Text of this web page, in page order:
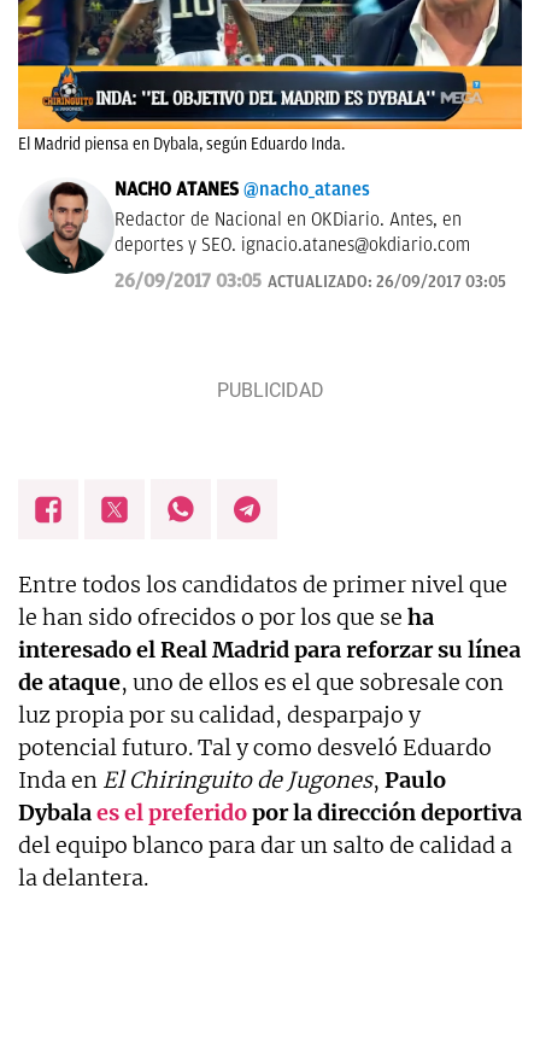
El Madrid piensa en Dybala, según Eduardo Inda.
NACHO ATANES @nacho_atanes
Redactor de Nacional en OKDiario. Antes, en
deportes y SEO. ignacio.atanes@okdiario.com
26/09/2017 03:05 ACTUALIZADO: 26/09/2017 03:05
Entre todos los candidatos de primer nivel que
le han sido ofrecidos o por los que se ha
interesado el Real Madrid para reforzar su línea
de ataque, uno de ellos es el que sobresale con
luz propia por su calidad, desparpajo y
potencial futuro. Tal y como desveló Eduardo
Inda en El Chiringuito de Jugones, Paulo
Dybalaes el preferidopor la dirección deportiva
del equipo blanco para dar un salto de calidad a
la delantera.